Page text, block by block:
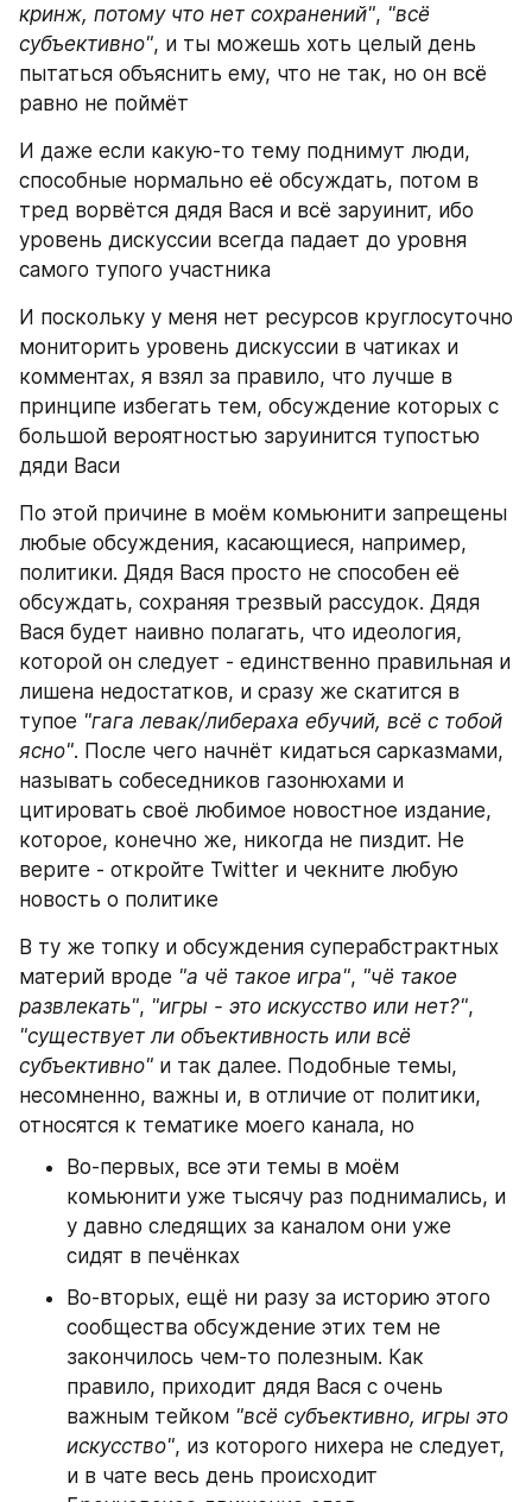
кринж, потому что нет сохранений", "всё
субъективно", и ты можешь хоть целый день
пытаться объяснить ему, что не так, но он всё
равно не поймёт
И даже если какую-то тему поднимут люди,
способные нормально её обсуждать, потом в
тред ворвётся дядя Вася и всё заруинит, ибо
уровень дискуссии всегда падает до уровня
самого тупого участника
И поскольку у меня нет ресурсов круглосуточно
мониторить уровень дискуссии в чатиках и
комментах, я взял за правило, что лучше в
принципе избегать тем, обсуждение которых с
большой вероятностью заруинится тупостью
дяди Васи
По этой причине в моём комьюнити запрещены
любые обсуждения, касающиеся, например,
политики. Дядя Вася просто не способен её
обсуждать, сохраняя трезвый рассудок. Дядя
Вася будет наивно полагать, что идеология,
которой он следует - единственно правильная и
лишена недостатков, и сразу же скатится в
тупое "гага левак/либераха ебучий, всё с тобой
ясно". После чего начнёт кидаться сарказмами,
называть собеседников газонюхами и
цитировать своё любимое новостное издание,
которое, конечно же, никогда не пиздит. Не
верите - откройте Twitter и чекните любую
новость о политике
В ту же топку и обсуждения суперабстрактных
материй вроде "а чё такое игра", "чё такое
развлекать", "игры - это искусство или нет?"
"существует ли объективность или всё
субъективно" и так далее. Подобные темы,
несомненно, важны и, в отличие от политики,
относятся к тематике моего канала, но
Во-первых, все эти темы в моём
комьюнити уже тысячу раз поднимались, и
у давно следящих за каналом они уже
сидят в печёнках
Во-вторых, ещё ни разу за историю этого
сообщества обсуждение этих тем не
закончилось чем-то полезным. Как
правило, приходит дядя Вася с очень
важным тейком "всё субъективно, игры это
искусство", из которого нихера не следует,
и в чате весь день происходит